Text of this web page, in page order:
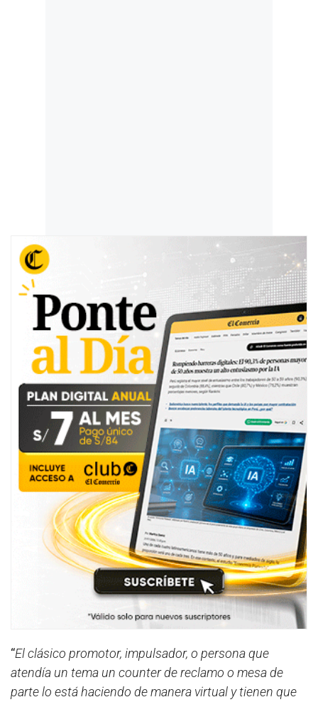
“El clásico promotor, impulsador, o persona que
atendía un tema un counter de reclamo o mesa de
parte lo está haciendo de manera virtual y tienen que